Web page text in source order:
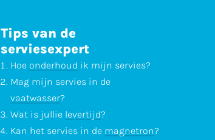
Tips van de
serviesexpert
Hoe onderhoud ik mijn servies?
Mag mijn servies in de
vaatwasser?
Wat is jullie levertijd?
Kan het servies in de magnetron?